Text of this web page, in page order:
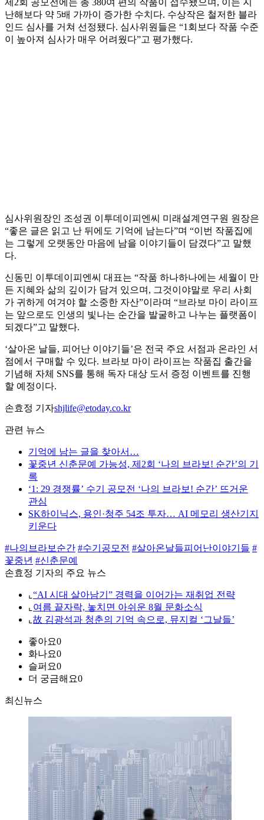
제2회 공모전에는 총 380여 편의 작품이 접수됐으며, 이는 지
난해보다 약 5배 가까이 증가한 수치다. 수상작은 철저한 블라
인드 심사를 거쳐 선정됐다. 심사위원들은 “1회보다 작품 수준
이 높아져 심사가 매우 어려웠다”고 평가했다.
심사위원장인 조성권 이투데이피엔씨 미래설계연구원 원장은
“좋은 글은 읽고 난 뒤에도 기억에 남는다”며 “이번 작품집에
는 그렇게 오랫동안 마음에 남을 이야기들이 담겼다”고 말했
다.
신동민 이투데이피엔씨 대표는 “작품 하나하나에는 세월이 만
든 지혜와 삶의 깊이가 담겨 있으며, 그것이야말로 우리 사회
가 귀하게 여겨야 할 소중한 자산”이라며 “브라보 마이 라이프
는 앞으로도 인생의 빛나는 순간을 발굴하고 나누는 플랫폼이
되겠다”고 말했다.
‘살아온 날들, 피어난 이야기들’은 전국 주요 서점과 온라인 서
점에서 구매할 수 있다. 브라보 마이 라이프는 작품집 출간을
기념해 자체 SNS를 통해 독자 대상 도서 증정 이벤트를 진행
할 예정이다.
손효정 기자shjlife@etoday.co.kr
관련 뉴스
기억에 남는 글을 찾아서…
꽃중년 신춘문예 가능성, 제2회 ‘나의 브라보! 순간’의 기
록
‘1: 29 경쟁률’ 수기 공모전 ‘나의 브라보! 순간’ 뜨거운
관심
SK하이닉스, 용인·청주 54조 투자… AI 메모리 생산기지
키운다
#나의브라보순간 #수기공모전 #살아온날들피어난이야기들 #
꽃중년 #신춘문예
손효정 기자의 주요 뉴스
⌞ “AI 시대 살아남기” 경력을 이어가는 재취업 전략
⌞ 여름 끝자락, 놓치면 아쉬운 8월 문화소식
⌞ 故 김광석과 청춘의 기억 속으로, 뮤지컬 ‘그날들’
좋아요0
화나요0
슬퍼요0
더 궁금해요0
최신뉴스